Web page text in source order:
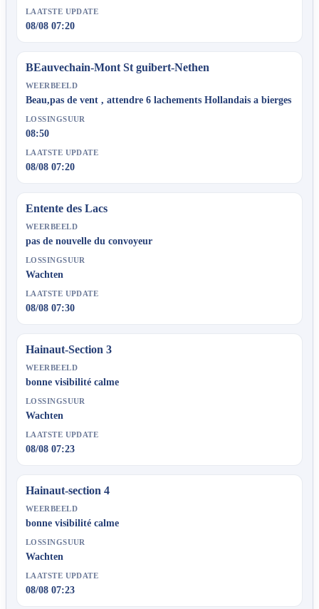
LAATSTE UPDATE
08/08 07:20
BEauvechain-Mont St guibert-Nethen
WEERBEELD
Beau,pas de vent , attendre 6 lachements Hollandais a bierges
LOSSINGSUUR
08:50
LAATSTE UPDATE
08/08 07:20
Entente des Lacs
WEERBEELD
pas de nouvelle du convoyeur
LOSSINGSUUR
Wachten
LAATSTE UPDATE
08/08 07:30
Hainaut-Section 3
WEERBEELD
bonne visibilité calme
LOSSINGSUUR
Wachten
LAATSTE UPDATE
08/08 07:23
Hainaut-section 4
WEERBEELD
bonne visibilité calme
LOSSINGSUUR
Wachten
LAATSTE UPDATE
08/08 07:23